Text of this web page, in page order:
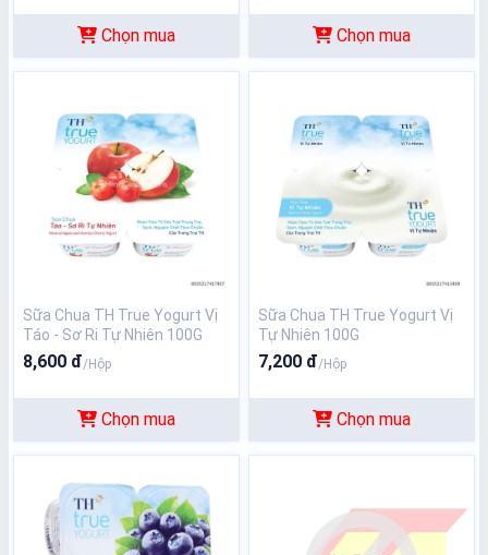
Chọn mua Chọn mua
Sữa Chua TH True Yogurt Vị
Táo - Sơ Ri Tự Nhiên 100G
8,600 đ/Hộp
Chọn mua
Sữa Chua TH True Yogurt Vị
Tự Nhiên 100G
7,200 đ/Hộp
Chọn mua